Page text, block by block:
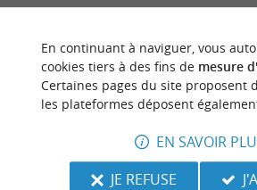
Source :
NOUS AVONS TESTÉ
En continuant à naviguer, vous
cookies tiers à des fins de mesure
Certaines pages du site proposent
les plateformes déposent
EN SAVOIR
JE REFUSE